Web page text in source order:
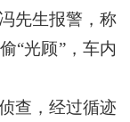
先生报警，称
“光顾”，车内
查，经过循迹